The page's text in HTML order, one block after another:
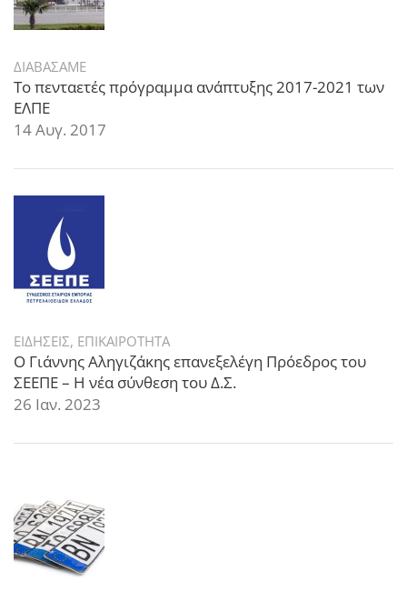
ΔΙΑΒΑΣΑΜΕ
Το πενταετές πρόγραμμα ανάπτυξης 2017-2021 των
ΕΛΠΕ
14 Αυγ. 2017
ΕΙΔΗΣΕΙΣ, ΕΠΙΚΑΙΡΟΤΗΤΑ
Ο Γιάννης Αληγιζάκης επανεξελέγη Πρόεδρος του
ΣΕΕΠΕ – Η νέα σύνθεση του Δ.Σ.
26 Ιαν. 2023